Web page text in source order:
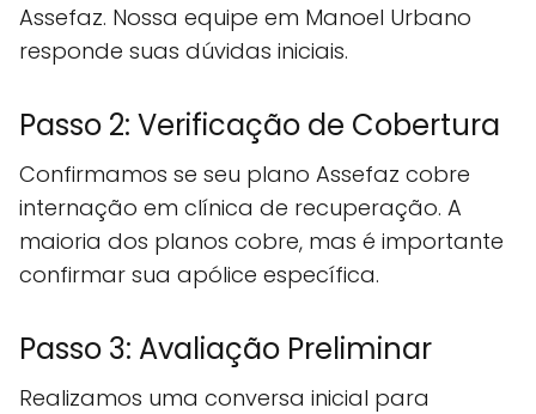
Assefaz. Nossa equipe em Manoel Urbano
responde suas dúvidas iniciais.
Passo 2: Verificação de Cobertura
Confirmamos se seu plano Assefaz cobre
internação em clínica de recuperação. A
maioria dos planos cobre, mas é importante
confirmar sua apólice específica.
Passo 3: Avaliação Preliminar
Realizamos uma conversa inicial para